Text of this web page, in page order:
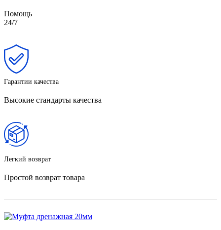
Помощь
24/7
Гарантии качества
Высокие стандарты качества
Легкий возврат
Простой возврат товара